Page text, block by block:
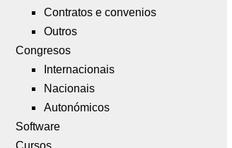
Contratos e convenios
Outros
Congresos
Internacionais
Nacionais
Autonómicos
Software
Cursos